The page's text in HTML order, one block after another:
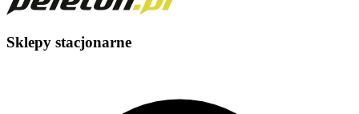
Sklepy stacjonarne